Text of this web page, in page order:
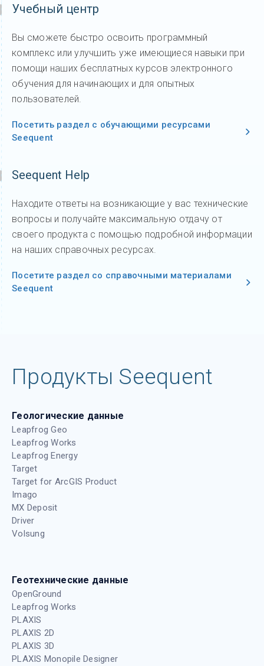
Учебный центр
Вы сможете быстро освоить программный
комплекс или улучшить уже имеющиеся навыки при
помощи наших бесплатных курсов электронного
обучения для начинающих и для опытных
пользователей.
Посетить раздел с обучающими ресурсами
Seequent
Seequent Help
Находите ответы на возникающие у вас технические
вопросы и получайте максимальную отдачу от
своего продукта с помощью подробной информации
на наших справочных ресурсах.
Посетите раздел со справочными материалами
Seequent
Продукты Seequent
Геологические данные
Leapfrog Geo
Leapfrog Works
Leapfrog Energy
Target
Target for ArcGIS Product
Imago
MX Deposit
Driver
Volsung
Геотехнические данные
OpenGround
Leapfrog Works
PLAXIS
PLAXIS 2D
PLAXIS 3D
PLAXIS Monopile Designer